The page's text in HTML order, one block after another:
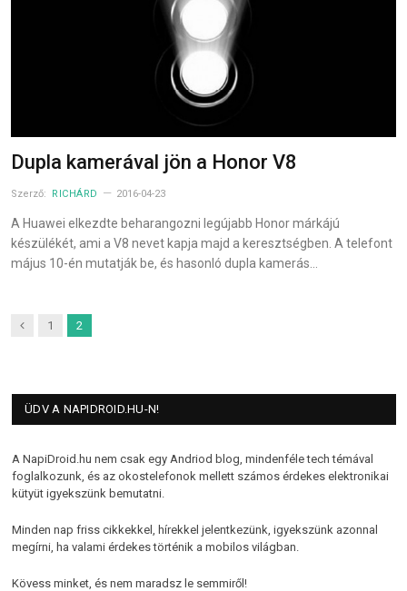
Dupla kamerával jön a Honor V8
Szerző: RICHÁRD 2016-04-23
A Huawei elkezdte beharangozni legújabb Honor márkájú
készülékét, ami a V8 nevet kapja majd a keresztségben. A telefont
május 10-én mutatják be, és hasonló dupla kamerás…
Previous
1 2
ÜDV A NAPIDROID.HU-N!
A NapiDroid.hu nem csak egy Andriod blog, mindenféle tech témával
foglalkozunk, és az okostelefonok mellett számos érdekes elektronikai
kütyüt igyekszünk bemutatni.
Minden nap friss cikkekkel, hírekkel jelentkezünk, igyekszünk azonnal
megírni, ha valami érdekes történik a mobilos világban.
Kövess minket, és nem maradsz le semmiről!